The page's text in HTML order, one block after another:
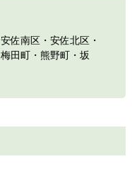
佐南区・安佐北区・
田町・熊野町・坂